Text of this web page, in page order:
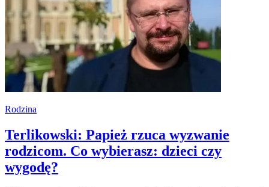
Rodzina
Terlikowski: Papież rzuca wyzwanie
rodzicom. Co wybierasz: dzieci czy
wygodę?